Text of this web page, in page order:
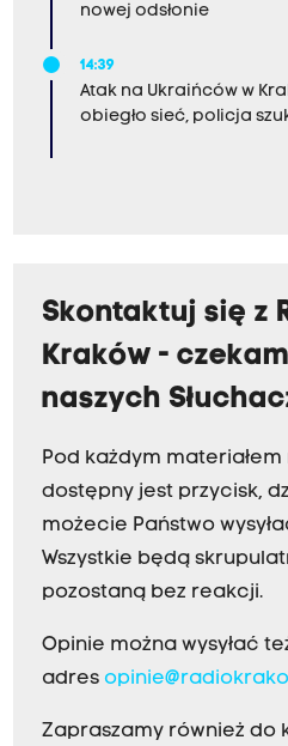
nowej odsłonie
14:39
Atak na Ukraińców w
obiegło sieć, policja
Skontaktuj się z
Kraków -
naszych
Pod każdym
dostępny jest przycisk,
możecie Państwo
Wszystkie będą
pozostaną bez reakcji.
Opinie można wysyłać
adres
Zapraszamy również do